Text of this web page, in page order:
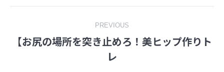
navigation
PREVIOUS
Previous
post:
【お尻の場所を突き止めろ！美ヒップ作りト
レ